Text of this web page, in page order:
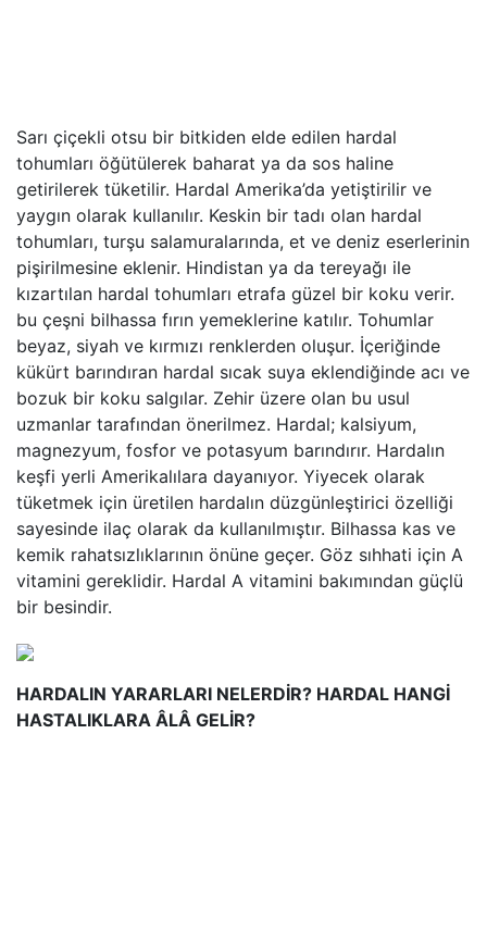
Sarı çiçekli otsu bir bitkiden elde edilen hardal
tohumları öğütülerek baharat ya da sos haline
getirilerek tüketilir. Hardal Amerika’da yetiştirilir ve
yaygın olarak kullanılır. Keskin bir tadı olan hardal
tohumları, turşu salamuralarında, et ve deniz eserlerinin
pişirilmesine eklenir. Hindistan ya da tereyağı ile
kızartılan hardal tohumları etrafa güzel bir koku verir.
bu çeşni bilhassa fırın yemeklerine katılır. Tohumlar
beyaz, siyah ve kırmızı renklerden oluşur. İçeriğinde
kükürt barındıran hardal sıcak suya eklendiğinde acı ve
bozuk bir koku salgılar. Zehir üzere olan bu usul
uzmanlar tarafından önerilmez. Hardal; kalsiyum,
magnezyum, fosfor ve potasyum barındırır. Hardalın
keşfi yerli Amerikalılara dayanıyor. Yiyecek olarak
tüketmek için üretilen hardalın düzgünleştirici özelliği
sayesinde ilaç olarak da kullanılmıştır. Bilhassa kas ve
kemik rahatsızlıklarının önüne geçer. Göz sıhhati için A
vitamini gereklidir. Hardal A vitamini bakımından güçlü
bir besindir.
HARDALIN YARARLARI NELERDİR? HARDAL HANGİ
HASTALIKLARA ÂLÂ GELİR?